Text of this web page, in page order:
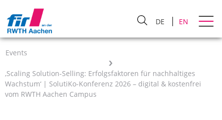
DE EN
Events
‚Scaling Solution-Selling: Erfolgsfaktoren für nachhaltiges
Wachstum‘ | SolutiKo-Konferenz 2026 – digital & kostenfrei
vom RWTH Aachen Campus